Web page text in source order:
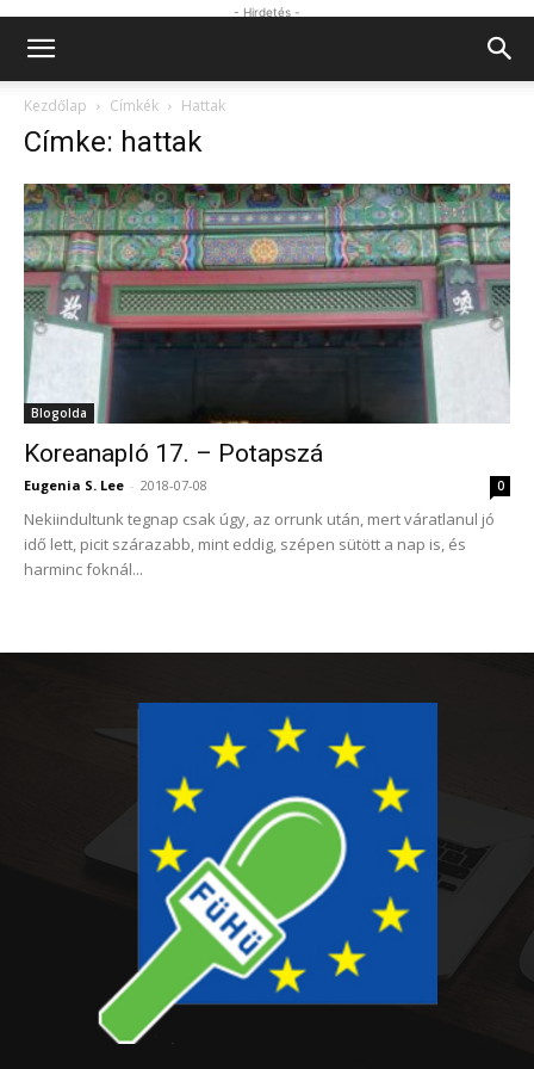
- Hirdetés -
Kezdőlap Címkék Hattak
Címke: hattak
Blogolda
Koreanapló 17. – Potapszá
Eugenia S. Lee - 2018-07-08 0
Nekiindultunk tegnap csak úgy, az orrunk után, mert váratlanul jó
idő lett, picit szárazabb, mint eddig, szépen sütött a nap is, és
harminc foknál...